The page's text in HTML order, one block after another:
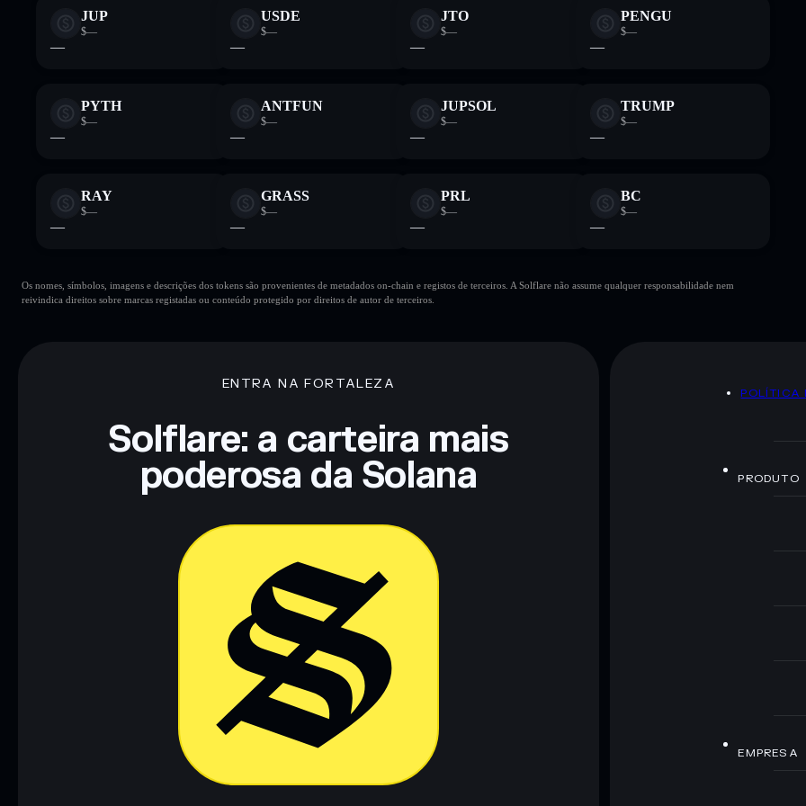
JUP
$—
—
USDE
$—
—
JTO
$—
—
PENGU
$—
—
PYTH
$—
—
ANTFUN
$—
—
JUPSOL
$—
—
TRUMP
$—
—
RAY
$—
—
GRASS
$—
—
PRL
$—
—
BC
$—
—
Os nomes, símbolos, imagens e descrições dos tokens são provenientes de metadados on-chain e registos de terceiros. A Solflare não assume qualquer responsabilidade nem
reivindica direitos sobre marcas registadas ou conteúdo protegido por direitos de autor de terceiros.
ENTRA NA FORTALEZA
Solflare: a carteira mais
poderosa da Solana
POLÍTICA
PRODUTO
EMPRESA